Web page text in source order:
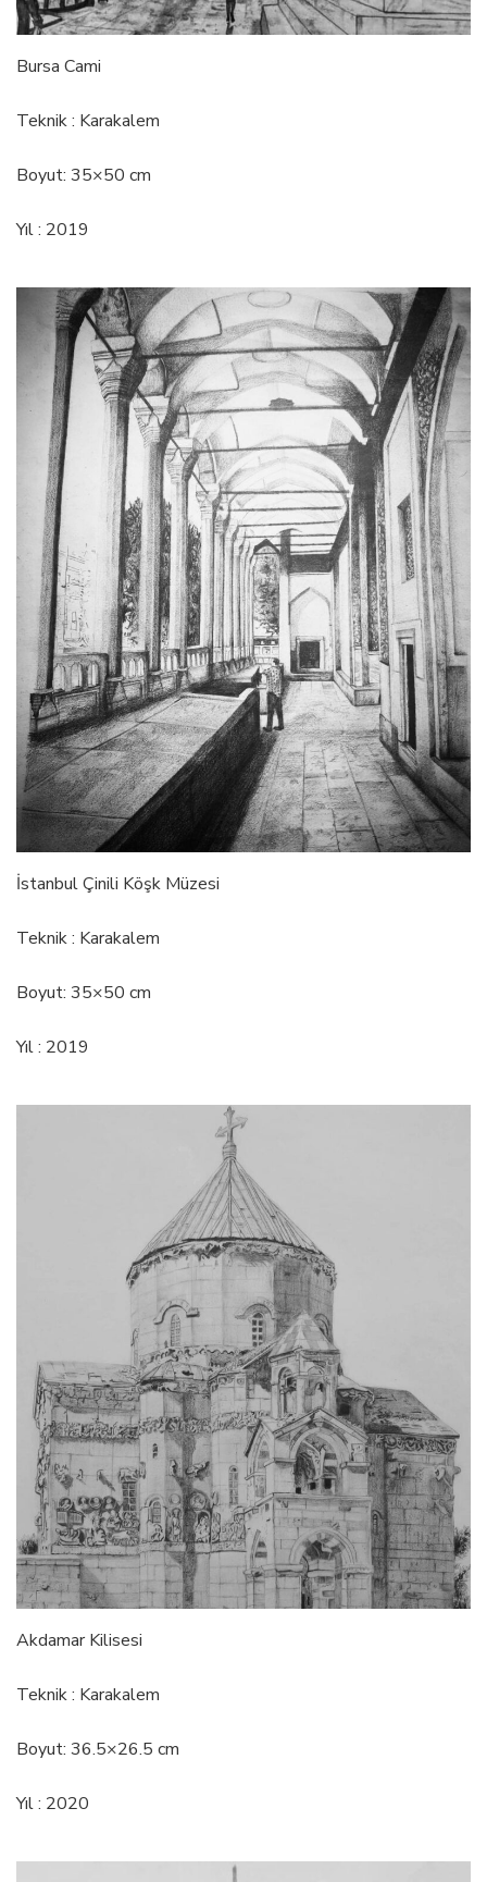
Bursa Cami
Teknik : Karakalem
Boyut: 35×50 cm
Yıl : 2019
İstanbul Çinili Köşk Müzesi
Teknik : Karakalem
Boyut: 35×50 cm
Yıl : 2019
Akdamar Kilisesi
Teknik : Karakalem
Boyut: 36.5×26.5 cm
Yıl : 2020